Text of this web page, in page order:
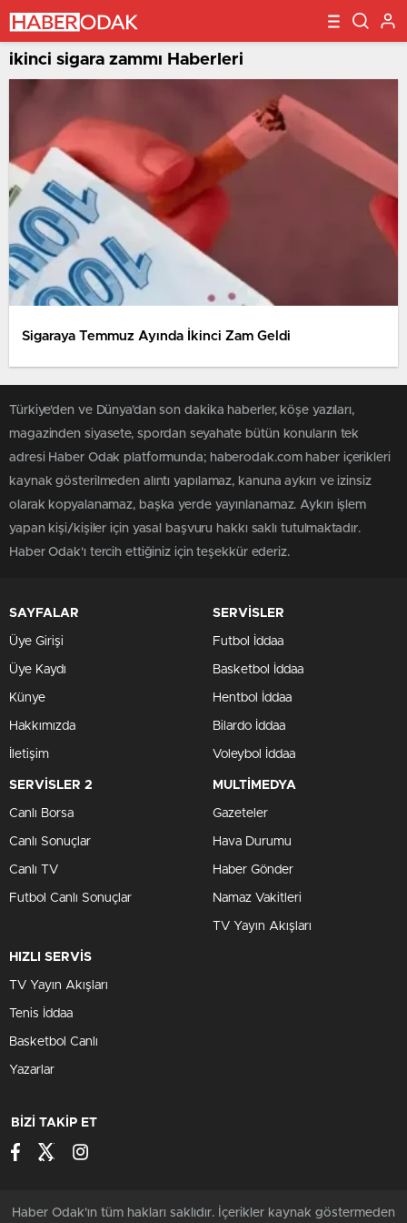
ikinci sigara zammı Haberleri
Sigaraya Temmuz Ayında İkinci Zam Geldi
Türkiye'den ve Dünya’dan son dakika haberler, köşe yazıları,
magazinden siyasete, spordan seyahate bütün konuların tek
adresi Haber Odak platformunda; haberodak.com haber içerikleri
kaynak gösterilmeden alıntı yapılamaz, kanuna aykırı ve izinsiz
olarak kopyalanamaz, başka yerde yayınlanamaz. Aykırı işlem
yapan kişi/kişiler için yasal başvuru hakkı saklı tutulmaktadır.
Haber Odak'ı tercih ettiğiniz için teşekkür ederiz.
SAYFALAR
Üye Girişi
Üye Kaydı
Künye
Hakkımızda
İletişim
SERVİSLER
Futbol İddaa
Basketbol İddaa
Hentbol İddaa
Bilardo İddaa
Voleybol İddaa
SERVİSLER 2
Canlı Borsa
Canlı Sonuçlar
Canlı TV
Futbol Canlı Sonuçlar
MULTİMEDYA
Gazeteler
Hava Durumu
Haber Gönder
Namaz Vakitleri
TV Yayın Akışları
HIZLI SERVİS
TV Yayın Akışları
Tenis İddaa
Basketbol Canlı
Yazarlar
BİZİ TAKİP ET
Haber Odak'ın tüm hakları saklıdır. İçerikler kaynak göstermeden